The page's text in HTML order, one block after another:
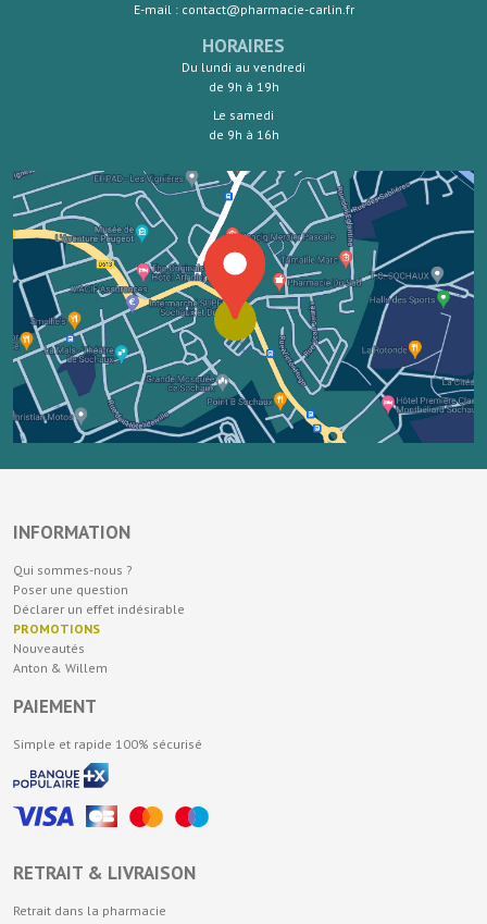
E-mail : contact@pharmacie-carlin.fr
HORAIRES
Du lundi au vendredi
de 9h à 19h
Le samedi
de 9h à 16h
INFORMATION
Qui sommes-nous ?
Poser une question
Déclarer un effet indésirable
PROMOTIONS
Nouveautés
Anton & Willem
PAIEMENT
Simple et rapide 100% sécurisé
RETRAIT & LIVRAISON
Retrait dans la pharmacie